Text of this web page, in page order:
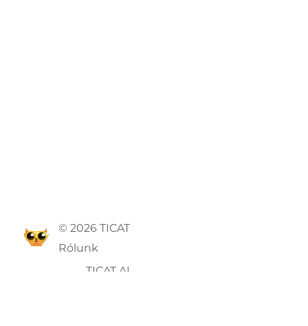
© 2026 TICAT
Rólunk
TICAT AI